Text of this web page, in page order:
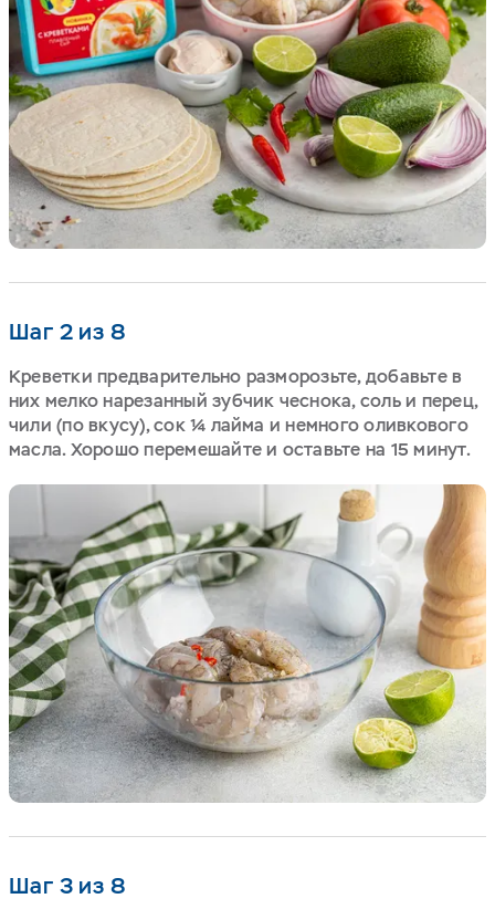
Шаг 2 из 8
Креветки предварительно разморозьте, добавьте в
них мелко нарезанный зубчик чеснока, соль и перец,
чили (по вкусу), сок ¼ лайма и немного оливкового
масла. Хорошо перемешайте и оставьте на 15 минут.
Шаг 3 из 8